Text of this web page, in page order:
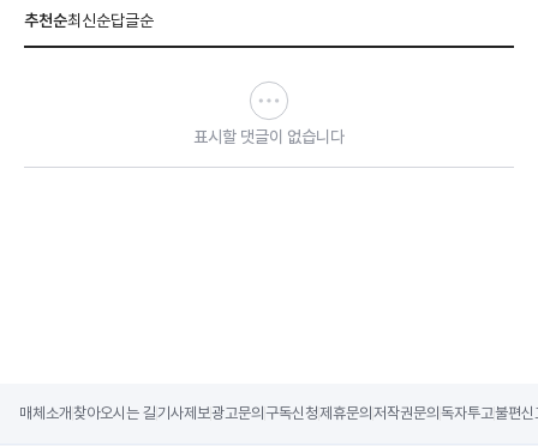
추천순최신순답글순
표시할 댓글이 없습니다
매체소개 찾아오시는 길기사제보광고문의 구독신청제휴문의 저작권문의 독자투고불편신